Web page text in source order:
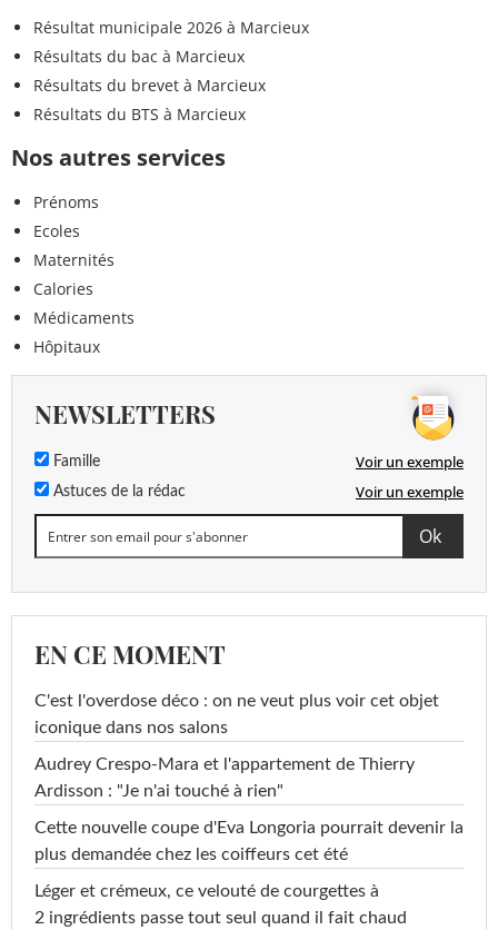
Résultat municipale 2026 à Marcieux
Résultats du bac à Marcieux
Résultats du brevet à Marcieux
Résultats du BTS à Marcieux
Nos autres services
Prénoms
Ecoles
Maternités
Calories
Médicaments
Hôpitaux
NEWSLETTERS
Famille Voir un exemple
Astuces de la rédac Voir un exemple
EN CE MOMENT
C'est l'overdose déco : on ne veut plus voir cet objet
iconique dans nos salons
Audrey Crespo-Mara et l'appartement de Thierry
Ardisson : "Je n'ai touché à rien"
Cette nouvelle coupe d'Eva Longoria pourrait devenir la
plus demandée chez les coiffeurs cet été
Léger et crémeux, ce velouté de courgettes à
2 ingrédients passe tout seul quand il fait chaud